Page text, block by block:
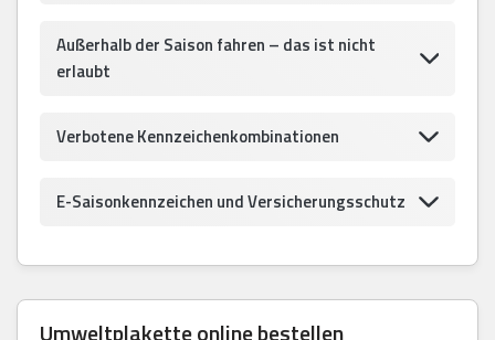
Außerhalb der Saison fahren – das ist nicht
erlaubt
Verbotene Kennzeichenkombinationen
E-Saisonkennzeichen und Versicherungsschutz
Umweltplakette online bestellen